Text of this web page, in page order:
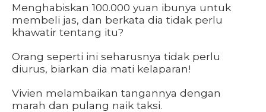
Menghabiskan 100.000 yuan ibunya untuk
membeli jas, dan berkata dia tidak perlu
khawatir tentang itu?
Orang seperti ini seharusnya tidak perlu
diurus, biarkan dia mati kelaparan!
Vivien melambaikan tangannya dengan
marah dan pulang naik taksi.